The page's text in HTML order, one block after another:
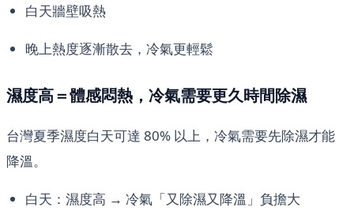
白天牆壁吸熱
晚上熱度逐漸散去，冷氣更輕鬆
濕度高＝體感悶熱，冷氣需要更久時間除濕
台灣夏季濕度白天可達 80% 以上，冷氣需要先除濕才能
降溫。
白天：濕度高 → 冷氣「又除濕又降溫」負擔大